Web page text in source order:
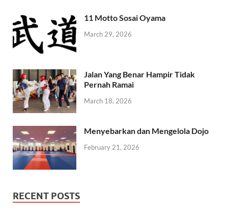
11 Motto Sosai Oyama
March 29, 2026
Jalan Yang Benar Hampir Tidak
Pernah Ramai
March 18, 2026
Menyebarkan dan Mengelola Dojo
February 21, 2026
RECENT POSTS